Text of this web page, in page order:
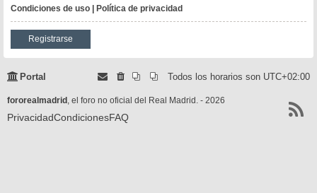
Condiciones de uso | Política de privacidad
Registrarse
Portal Todos los horarios son UTC+02:00
fororealmadrid , el foro no oficial del Real Madrid. - 2026
PrivacidadCondicionesFAQ